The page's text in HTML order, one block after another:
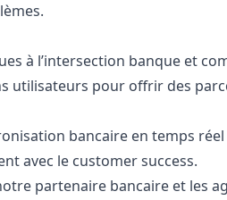
à l’intersection banque et
utilisateurs pour offrir des
bancaire en temps
avec le customer success.
partenaire bancaire et les